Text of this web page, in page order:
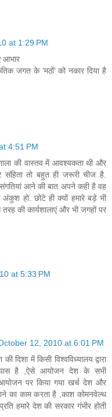
at 1:29 PM
आभार
जगत के ’मठों’ को नकार दिया है
4:51 PM
की वास्तव में आवश्यकता थी और
संहिता तो बहुत ही जरूरी चीज है.
आने की बात अपने कही है वह
हो. छोटे ही क्यों हमारे बड़े भी
की कार्यशालाएं और भी जगहों पर
at 5:33 PM
12, 2010 at 6:01 PM
की दिशा में किसी विश्वविध्यालय द्वारा
है ,ऐसे आयोजन देश के सभी
आयोजन पर किया गया खर्च देश और
का काम करता है ,काश कोमनवेल्थ
हमारे देश की सरकार गंभीर होती